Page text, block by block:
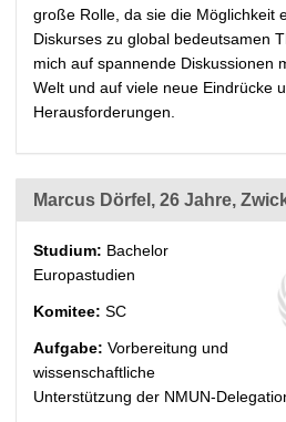
große Rolle, da sie die Möglichkeit
Diskurses zu global bedeutsamen
mich auf spannende Diskussionen
Welt und auf viele neue Eindrücke
Herausforderungen.
Marcus Dörfel, 26 Jahre,
Studium: Bachelor
Europastudien
Komitee: SC
Aufgabe: Vorbereitung und
wissenschaftliche
Unterstützung der NMUN-